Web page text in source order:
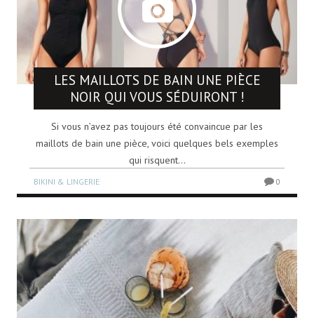
LES MAILLOTS DE BAIN UNE PIÈCE
NOIR QUI VOUS SÉDUIRONT !
Si vous n’avez pas toujours été convaincue par les
maillots de bain une pièce, voici quelques bels exemples
qui risquent...
BIKINI & LINGERIE 0